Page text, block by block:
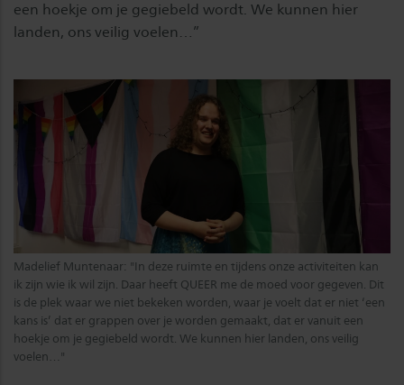
een hoekje om je gegiebeld wordt. We kunnen hier
landen, ons veilig voelen…”
Madelief Muntenaar: "In deze ruimte en tijdens onze activiteiten kan
ik zijn wie ik wil zijn. Daar heeft QUEER me de moed voor gegeven. Dit
is de plek waar we niet bekeken worden, waar je voelt dat er niet ‘een
kans is’ dat er grappen over je worden gemaakt, dat er vanuit een
hoekje om je gegiebeld wordt. We kunnen hier landen, ons veilig
voelen…"